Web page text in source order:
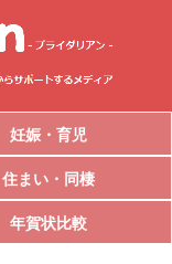
妊娠・育児
住まい・同棲
年賀状比較